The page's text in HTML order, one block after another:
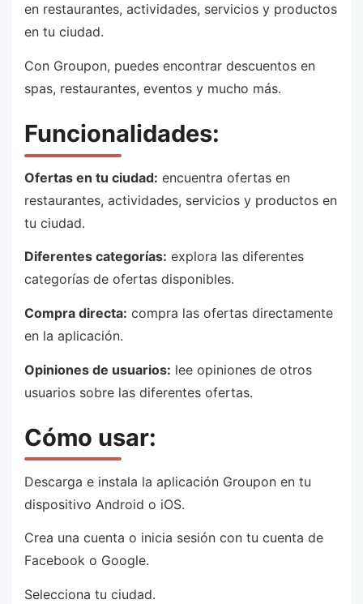
en restaurantes, actividades, servicios y productos
en tu ciudad.
Con Groupon, puedes encontrar descuentos en
spas, restaurantes, eventos y mucho más.
Funcionalidades:
Ofertas en tu ciudad: encuentra ofertas en
restaurantes, actividades, servicios y productos en
tu ciudad.
Diferentes categorías: explora las diferentes
categorías de ofertas disponibles.
Compra directa: compra las ofertas directamente
en la aplicación.
Opiniones de usuarios: lee opiniones de otros
usuarios sobre las diferentes ofertas.
Cómo usar:
Descarga e instala la aplicación Groupon en tu
dispositivo Android o iOS.
Crea una cuenta o inicia sesión con tu cuenta de
Facebook o Google.
Selecciona tu ciudad.